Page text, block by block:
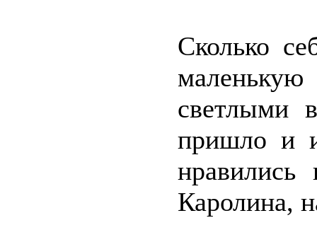
Сколько
светлыми
пришло и
Каролина,